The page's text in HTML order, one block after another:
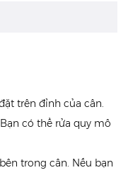
trên đỉnh của cân.
có thể rửa quy mô
trong cân. Nếu bạn